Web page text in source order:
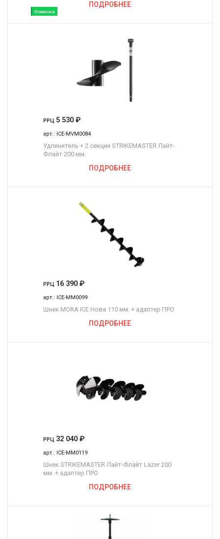
Новинка
ПОДРОБНЕЕ
РРЦ 5 530 ₽
арт.: ICE-MVM0084
Удлинитель + 2 секции STRIKEMASTER Лайт-
Флайт 200 мм.
ПОДРОБНЕЕ
РРЦ 16 390 ₽
арт.: ICE-MM0099
Шнек MORA ICE Нова 110 мм. + адаптер ПРО
ПОДРОБНЕЕ
РРЦ 32 040 ₽
арт.: ICE-MM0119
Шнек STRIKEMASTER Лайт-Флайт Lazer 200
мм. + адаптер ПРО
ПОДРОБНЕЕ